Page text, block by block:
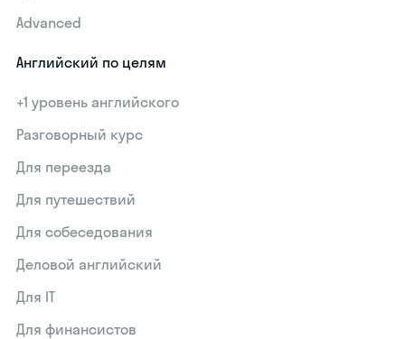
Advanced
Английский по целям
+1 уровень английского
Разговорный курс
Для переезда
Для путешествий
Для собеседования
Деловой английский
Для IT
Для финансистов